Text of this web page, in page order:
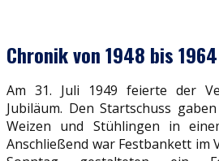
Chronik von 1948 bis 1964
Am 31. Juli 1949 feierte der
Jubiläum. Den Startschuss
Weizen und Stühlingen in
Anschließend war Festbankett im